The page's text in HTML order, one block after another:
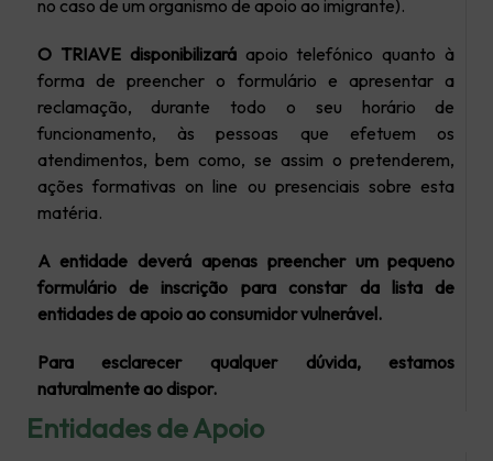
no caso de um organismo de apoio ao imigrante).
O TRIAVE disponibilizaráapoio telefónico quanto à
forma de preencher o formulário e apresentar a
reclamação, durante todo o seu horário de
funcionamento, às pessoas que efetuem os
atendimentos, bem como, se assim o pretenderem,
ações formativas on line ou presenciais sobre esta
matéria.
A entidade deverá apenas preencher um pequeno
formulário de inscrição para constar da lista de
entidades de apoio ao consumidor vulnerável.
Para esclarecer qualquer dúvida, estamos
naturalmente ao dispor.
Entidades de Apoio